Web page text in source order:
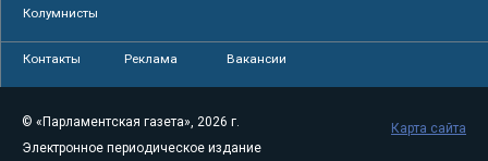
Колумнисты
Контакты Реклама Вакансии
© «Парламентская газета», 2026 г.
Электронное периодическое издание
Карта сайта